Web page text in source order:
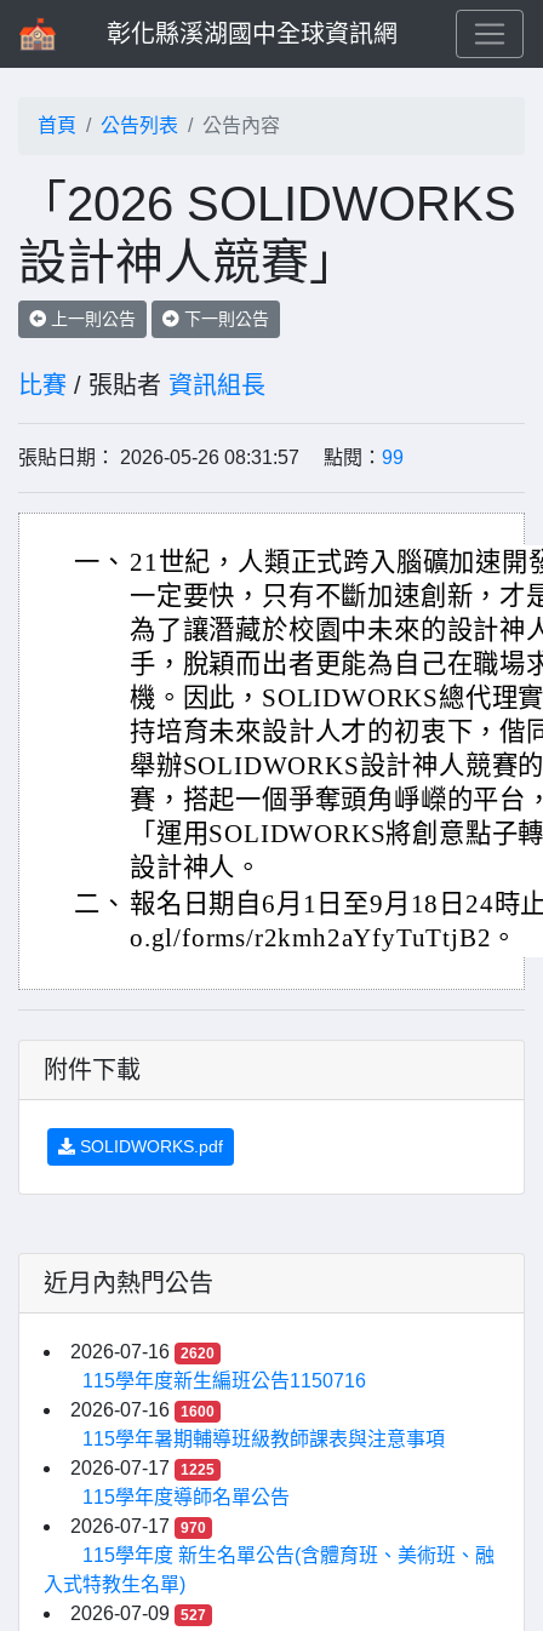
彰化縣溪湖國中全球資訊網
首頁 公告列表 公告內容
「2026 SOLIDWORKS
設計神人競賽」
上一則公告 下一則公告
比賽 / 張貼者 資訊組長
張貼日期： 2026-05-26 08:31:57 點閱： 99
一、 21世紀，人類正式跨入腦礦加速開
一定要快，只有不斷加速創新，才
為了讓潛藏於校園中未來的設計神
手，脫穎而出者更能為自己在職場
機。因此，SOLIDWORKS總代理
持培育未來設計人才的初衷下，偕
舉辦SOLIDWORKS設計神人競賽
賽，搭起一個爭奪頭角崢嶸的平台
「運用SOLIDWORKS將創意點子
設計神人。
二、 報名日期自6月1日至9月18日24時
o.gl/forms/r2kmh2aYfyTuTtjB2。
附件下載
SOLIDWORKS.pdf
近月內熱門公告
2026-07-16 2620
115學年度新生編班公告1150716
2026-07-16
1600
115學年暑期輔導班級教師課表與注意事項
2026-07-17
1225
115學年度導師名單公告
2026-07-17
970
115學年度 新生名單公告(含體育班、美術班、融
入式特教生名單)
2026-07-09
527